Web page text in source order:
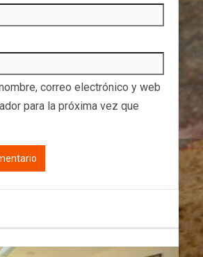
correo electrónico y web
para la próxima vez que